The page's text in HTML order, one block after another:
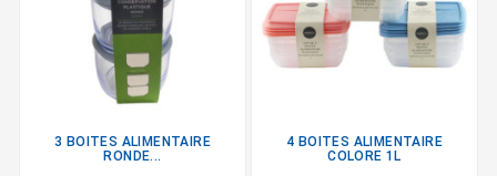
3 BOITES ALIMENTAIRE
RONDE...
4 BOITES ALIMENTAIRE
COLORE 1L